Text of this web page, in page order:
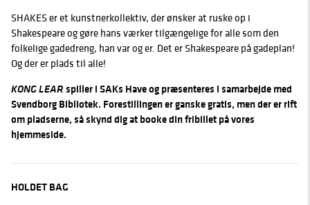
SHAKES er et kunstnerkollektiv, der ønsker at ruske op i
Shakespeare og gøre hans værker tilgængelige for alle som den
folkelige gadedreng, han var og er. Det er Shakespeare på gadeplan!
Og der er plads til alle!
KONG LEAR spiller i SAKs Have og præsenteres i samarbejde med
Svendborg Bibliotek. Forestillingen er ganske gratis, men der er rift
om pladserne, så skynd dig at booke din fribillet på vores
hjemmeside.
HOLDET BAG